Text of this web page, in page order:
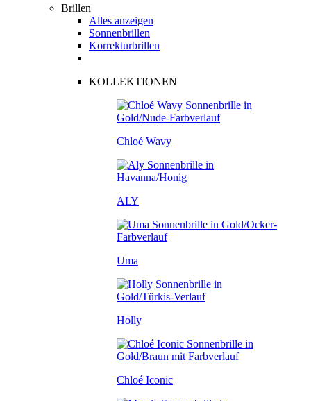
Brillen
Alles anzeigen
Sonnenbrillen
Korrekturbrillen
KOLLEKTIONEN
Chloé Wavy
ALY
Uma
Holly
Chloé Iconic